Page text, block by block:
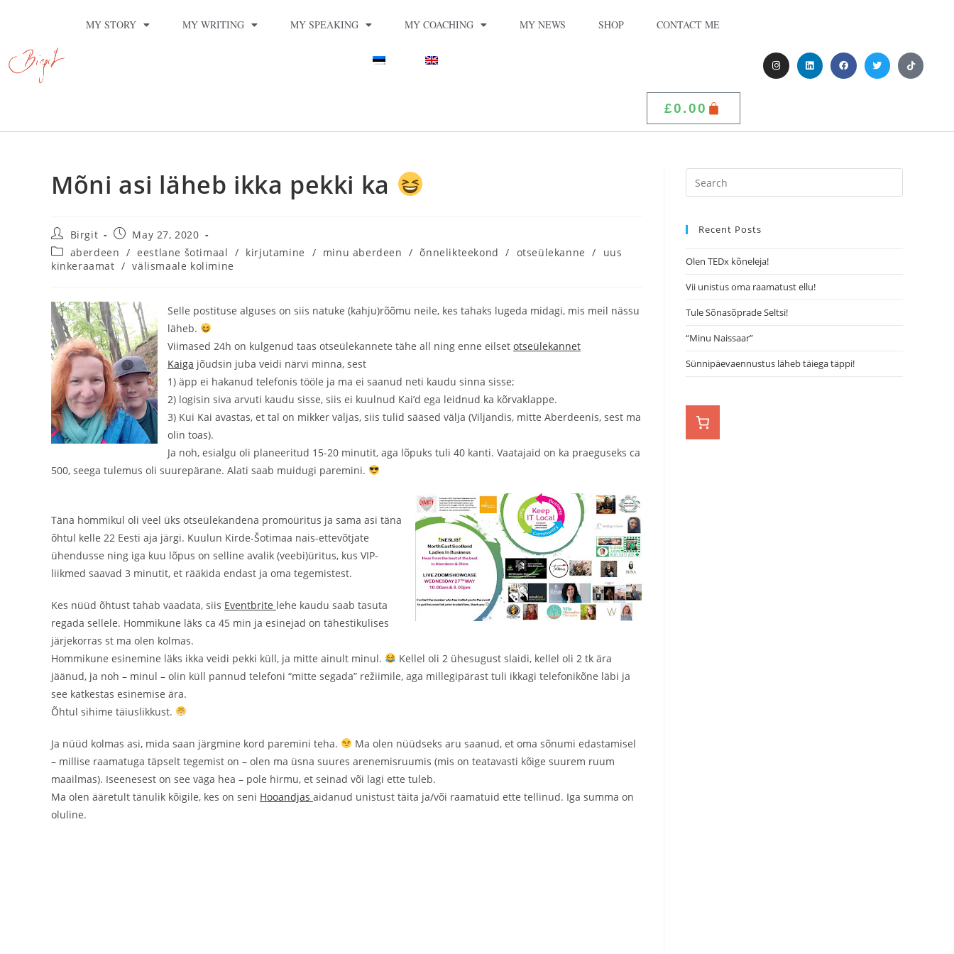
MY STORY MY WRITING MY SPEAKING MY COACHING MY NEWS SHOP CONTACT ME
£0.00
Mõni asi läheb ikka pekki ka
Birgit
May 27, 2020
aberdeen / eestlane šotimaal / kirjutamine / minu aberdeen / õnnelikteekond / otseülekanne /
uus
kinkeraamat / välismaale kolimine
Selle postituse alguses on siis natuke (kahju)rõõmu neile, kes tahaks lugeda midagi, mis meil nässu
läheb.
Viimased 24h on kulgenud taas otseülekannete tähe all ning enne eilset otseülekannet
Kaiga jõudsin juba veidi närvi minna, sest
1) äpp ei hakanud telefonis tööle ja ma ei saanud neti kaudu sinna sisse;
2) logisin siva arvuti kaudu sisse, siis ei kuulnud Kai’d ega leidnud ka kõrvaklappe.
3) Kui Kai avastas, et tal on mikker väljas, siis tulid sääsed välja (Viljandis, mitte Aberdeenis, sest ma
olin toas).
Ja noh, esialgu oli planeeritud 15-20 minutit, aga lõpuks tuli 40 kanti. Vaatajaid on ka praeguseks ca
500, seega tulemus oli suurepärane. Alati saab muidugi paremini.
Täna hommikul oli veel üks otseülekandena promoüritus ja sama asi täna
õhtul kelle 22 Eesti aja järgi. Kuulun Kirde-Šotimaa nais-ettevõtjate
ühendusse ning iga kuu lõpus on selline avalik (veebi)üritus, kus VIP-
liikmed saavad 3 minutit, et rääkida endast ja oma tegemistest.
Kes nüüd õhtust tahab vaadata, siis Eventbrite lehe kaudu saab tasuta
regada sellele. Hommikune läks ca 45 min ja esinejad on tähestikulises
järjekorras st ma olen kolmas.
Hommikune esinemine läks ikka veidi pekki küll, ja mitte ainult minul.
Kellel oli 2 ühesugust slaidi, kellel oli 2 tk ära
jäänud, ja noh – minul – olin küll pannud telefoni “mitte segada” režiimile, aga millegipärast tuli ikkagi telefonikõne läbi ja
see katkestas esinemise ära.
Õhtul sihime täiuslikkust.
Ja nüüd kolmas asi, mida saan järgmine kord paremini teha.
Ma olen nüüdseks aru saanud, et oma sõnumi edastamisel
– millise raamatuga täpselt tegemist on – olen ma üsna suures arenemisruumis (mis on teatavasti kõige suurem ruum
maailmas). Iseenesest on see väga hea – pole hirmu, et seinad või lagi ette tuleb.
Ma olen ääretult tänulik kõigile, kes on seni Hooandjas aidanud unistust täita ja/või raamatuid ette tellinud. Iga summa on
oluline.
Recent Posts
Olen TEDx kõneleja!
Vii unistus oma raamatust ellu!
Tule Sõnasõprade Seltsi!
“Minu Naissaar”
Sünnipäevaennustus läheb täiega täppi!